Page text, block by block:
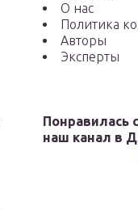
О нас
Политика
Авторы
Эксперты
Понравилась
наш канал в